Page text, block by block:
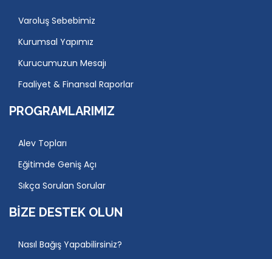
Varoluş Sebebimiz
Kurumsal Yapımız
Kurucumuzun Mesajı
Faaliyet & Finansal Raporlar
PROGRAMLARIMIZ
Alev Topları
Eğitimde Geniş Açı
Sıkça Sorulan Sorular
BIZE DESTEK OLUN
Nasıl Bağış Yapabilirsiniz?